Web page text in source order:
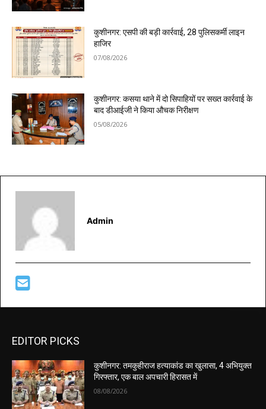
कुशीनगर: एसपी की बड़ी कार्रवाई, 28 पुलिसकर्मी लाइन
हाजिर
07/08/2026
कुशीनगर: कसया थाने में दो सिपाहियों पर सख्त कार्रवाई के
बाद डीआईजी ने किया औचक निरीक्षण
05/08/2026
Admin
EDITOR PICKS
कुशीनगर: तमकुहीराज हत्याकांड का खुलासा, 4 अभियुक्त
गिरफ्तार, एक बाल अपचारी हिरासत में
08/08/2026